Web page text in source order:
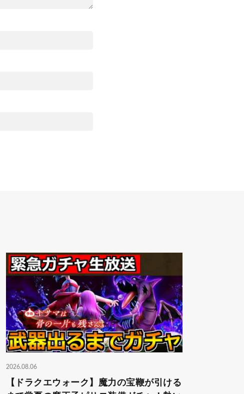
2026.08.06
【ドラクエウォーク】魔力の宝鞭が引ける